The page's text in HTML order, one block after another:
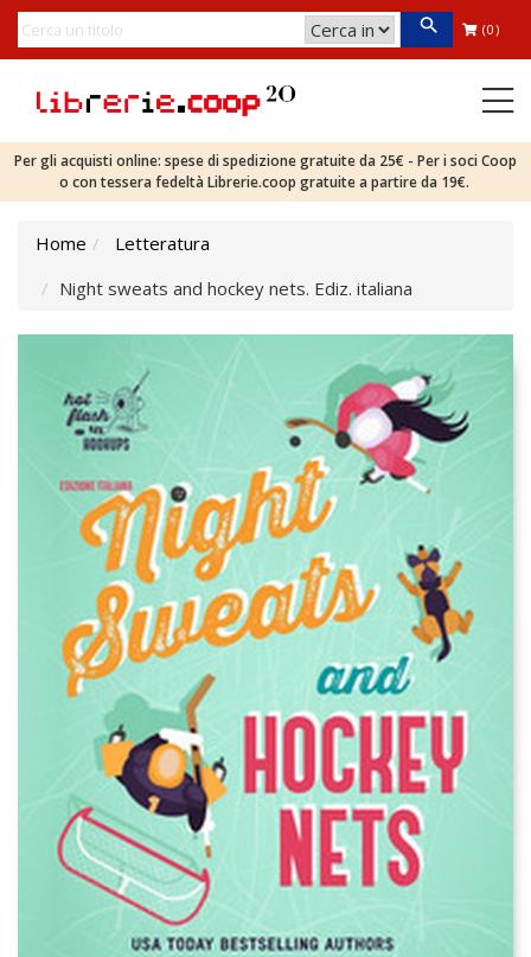
(0)
Per gli acquisti online: spese di spedizione gratuite da 25€ - Per i soci Coop
o con tessera fedeltà Librerie.coop gratuite a partire da 19€.
Home
Letteratura
Night sweats and hockey nets. Ediz. italiana